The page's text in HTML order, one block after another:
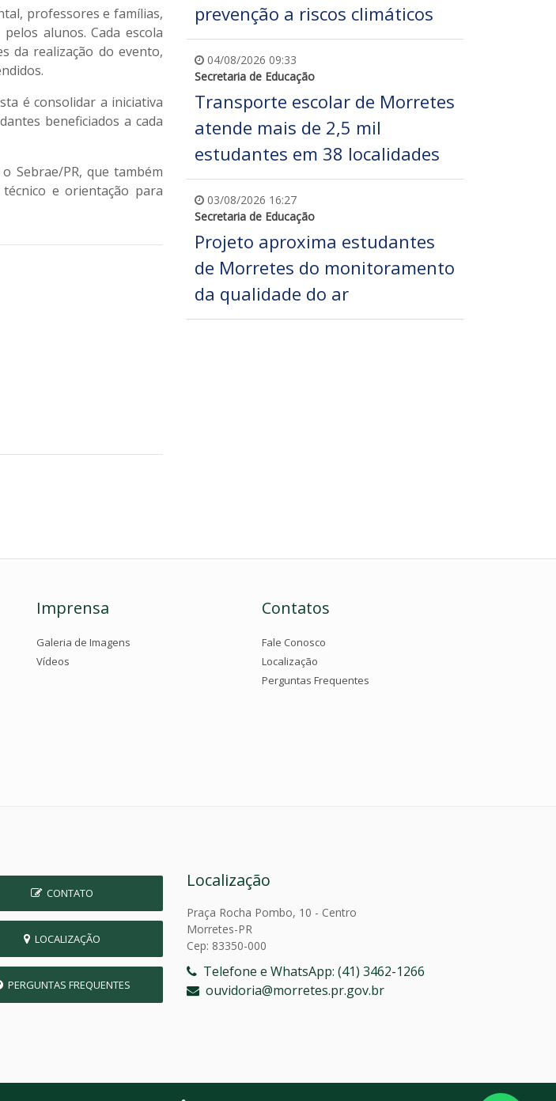
professores e famílias,
alunos. Cada escola
da realização do evento,
é consolidar a iniciativa
beneficiados a cada
Sebrae/PR, que também
e orientação para
prevenção a riscos climáticos
04/08/2026 09:33
Secretaria de Educação
Transporte escolar de Morretes
atende mais de 2,5 mil
estudantes em 38 localidades
03/08/2026 16:27
Secretaria de Educação
Projeto aproxima estudantes
de Morretes do monitoramento
da qualidade do ar
Imprensa
Galeria de Imagens
Vídeos
Contatos
Fale Conosco
Localização
Perguntas Frequentes
CONTATO
LOCALIZAÇÃO
PERGUNTAS FREQUENTES
Localização
Praça Rocha Pombo, 10 - Centro
Morretes-PR
Cep: 83350-000
Telefone e WhatsApp: (41) 3462-1266
ouvidoria@morretes.pr.gov.br